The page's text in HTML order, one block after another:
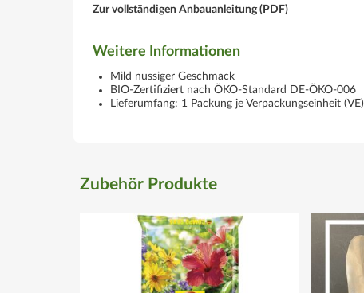
Zur vollständigen Anbauanleitung (PDF)
Weitere Informationen
Mild nussiger Geschmack
BIO-Zertifiziert nach ÖKO-Standard DE-ÖKO-006
Lieferumfang: 1 Packung je Verpackungseinheit (VE)
Zubehör Produkte